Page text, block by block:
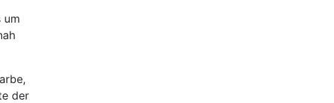
um
der